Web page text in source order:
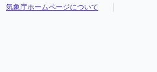
気象庁ホームページについて